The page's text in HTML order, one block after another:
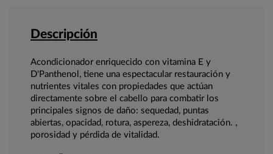
Descripción
Acondicionador enriquecido con vitamina E y
D'Panthenol, tiene una espectacular restauración y
nutrientes vitales con propiedades que actúan
directamente sobre el cabello para combatir los
principales signos de daño: sequedad, puntas
abiertas, opacidad, rotura, aspereza, deshidratación. ,
porosidad y pérdida de vitalidad.